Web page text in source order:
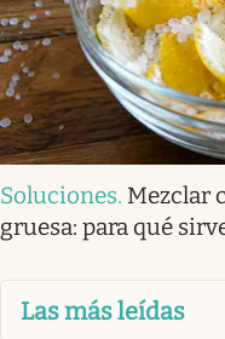
Soluciones. Mezclar
gruesa: para qué
Las más leídas